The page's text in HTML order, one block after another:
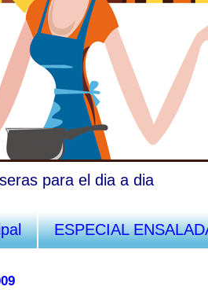
para el dia a dia
ESPECIAL